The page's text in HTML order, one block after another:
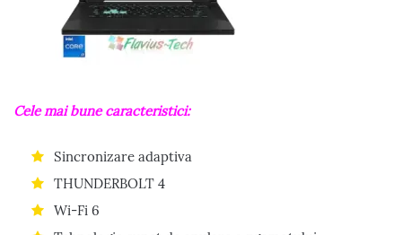
Cele mai bune caracteristici:
Sincronizare adaptiva
THUNDERBOLT 4
Wi-Fi 6